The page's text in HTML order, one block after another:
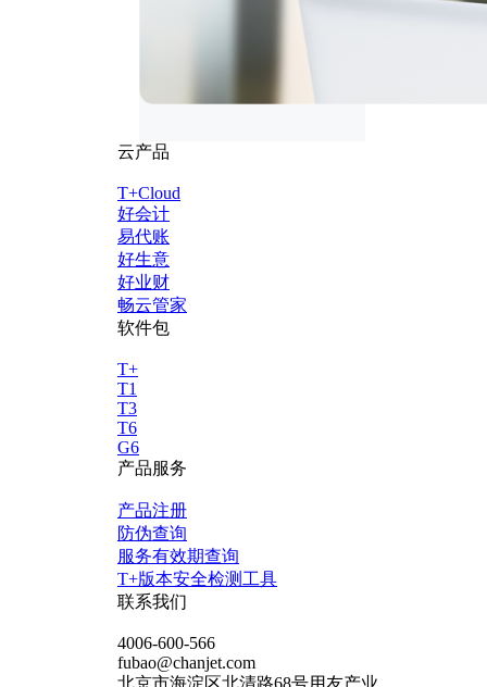
云产品
T+Cloud
好会计
易代账
好生意
好业财
畅云管家
软件包
T+
T1
T3
T6
G6
产品服务
产品注册
防伪查询
服务有效期查询
T+版本安全检测工具
联系我们
4006-600-566
fubao@chanjet.com